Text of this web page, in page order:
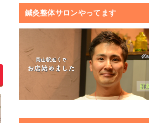
鍼灸整体サロンやってます